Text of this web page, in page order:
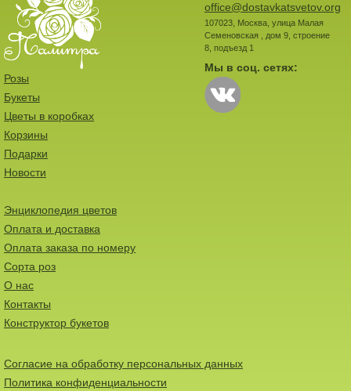
office@dostavkatsvetov.org
107023, Москва, улица Малая
Семеновская , дом 9, строение
8, подъезд 1
Мы в соц. сетях:
Розы
Букеты
Цветы в коробках
Корзины
Подарки
Новости
Энциклопедия цветов
Оплата и доставка
Оплата заказа по номеру
Сорта роз
О нас
Контакты
Конструктор букетов
Согласие на обработку персональных данных
Политика конфиденциальности